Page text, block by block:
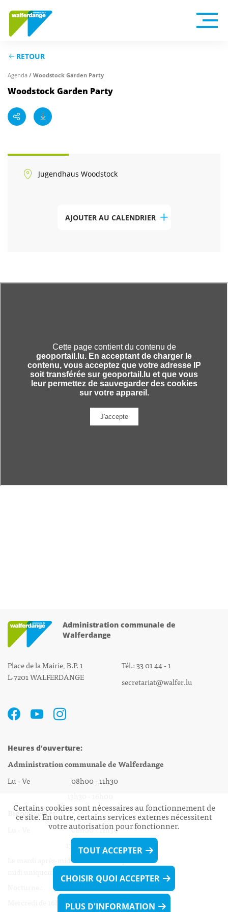
RETOUR
Agenda / Woodstock Garden Party
Woodstock Garden Party
Jugendhaus Woodstock
AJOUTER AU CALENDRIER
Administration communale de
Walferdange
Place de la Mairie, B.P. 1
L-7201 WALFERDANGE
Tél.: 33 01 44 - 1
secretariat@walfer.lu
Heures d’ouverture:
Administration communale de Walferdange
Lu - Ve 08h00 - 11h30
Biergercenter
Lu - Ve 08h00 - 11h30
13h30 - 16h00
Le mardi après-midi et le vendredi après-
midi uniquement sur Rdv.
Mercredi de 16h00 - 18h45 uniquement sur Rdv
Certains cookies sont nécessaires au fonctionnement de
ce site. En outre, certains services externes nécessitent
votre autorisation pour fonctionner.
TOUT ACCEPTER
CHOISIR QUOI ACCEPTER
PLUS D'INFORMATION